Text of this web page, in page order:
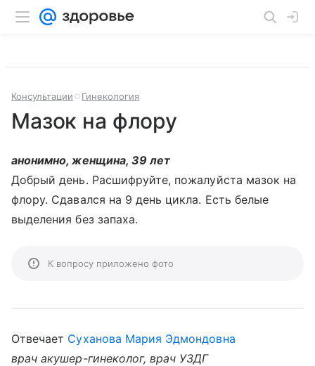
Консультации Гинекология
Мазок на флору
анонимно, женщина, 39 лет
Добрый день. Расшифруйте, пожалуйста мазок на
флору. Сдавался на 9 день цикла. Есть белые
выделения без запаха.
К вопросу приложено фото
Отвечает Суханова Мария Эдмондовна
врач акушер-гинеколог, врач УЗДГ